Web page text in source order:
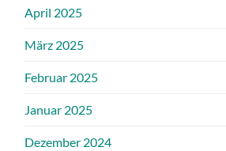
April 2025
März 2025
Februar 2025
Januar 2025
Dezember 2024